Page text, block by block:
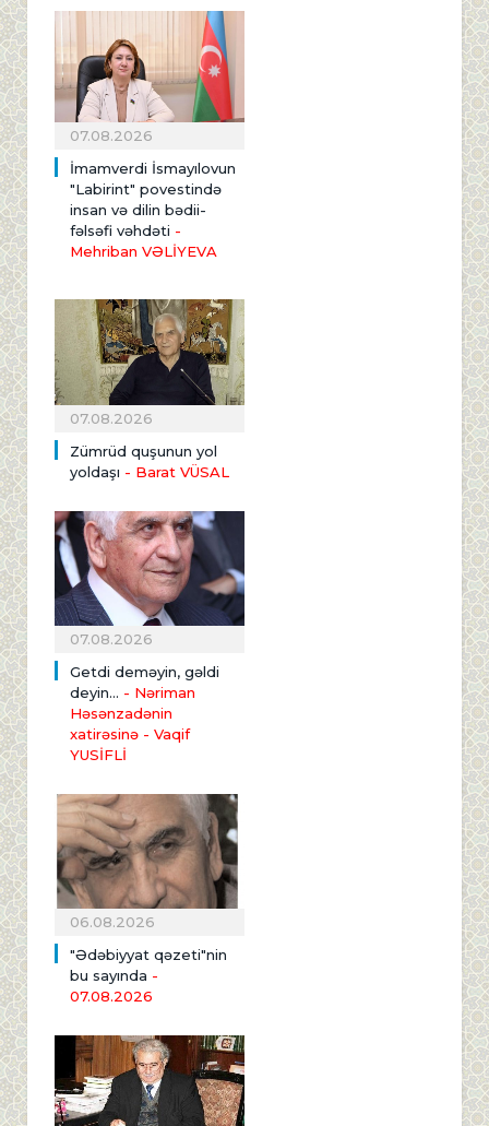
07.08.2026
İmamverdi İsmayılovun
"Labirint" povestində
insan və dilin bədii-
fəlsəfi vəhdəti -
Mehriban VƏLİYEVA
07.08.2026
Zümrüd quşunun yol
yoldaşı - Barat VÜSAL
07.08.2026
Getdi deməyin, gəldi
deyin... - Nəriman
Həsənzadənin
xatirəsinə - Vaqif
YUSİFLİ
06.08.2026
"Ədəbiyyat qəzeti"nin
bu sayında -
07.08.2026